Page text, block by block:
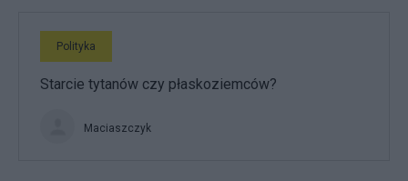
Polityka
Starcie tytanów czy płaskoziemców?
Maciaszczyk